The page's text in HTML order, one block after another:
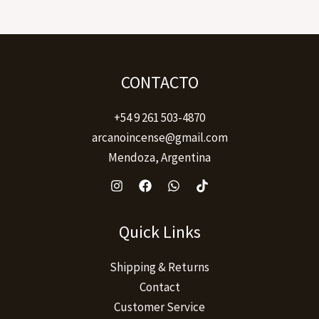
CONTACTO
+54 9 261 503-4870
arcanoincense@gmail.com
Mendoza, Argentina
Quick Links
Shipping & Returns
Contact
Customer Service